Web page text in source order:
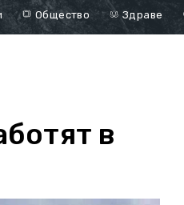
Общество Здраве
в